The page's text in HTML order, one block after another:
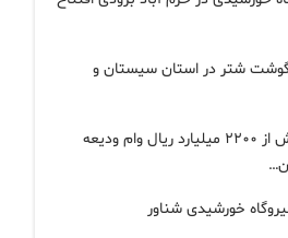
شتر در استان سیستان و
تسهیل در پرداخت بیش از ۲۲۰۰ میلیارد ریال وام ودیعه
خورشیدی شناور